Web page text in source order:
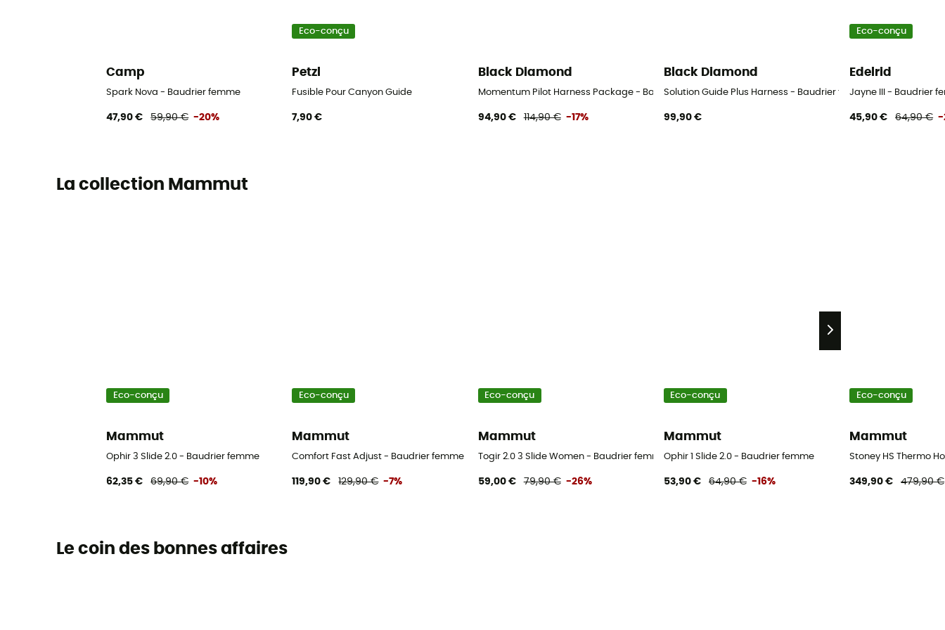
Camp
Spark Nova - Baudrier femme
47,90 € 59,90 € -20%
Eco-conçu
Petzl
Fusible Pour Canyon Guide
7,90 €
Black Diamond
Momentum Pilot Harness Package - Baudrier femme
94,90 € 114,90 € -17%
Black Diamond
Solution Guide Plus Harness - Baudrier femme
99,90 €
Eco-conçu
Edelrid
Jayne III - Baudrier
45,90 € 64,90 € -
La collection Mammut
Eco-conçu
Mammut
Ophir 3 Slide 2.0 - Baudrier femme
62,35 € 69,90 € -10%
Eco-conçu
Mammut
Comfort Fast Adjust - Baudrier femme
119,90 € 129,90 € -7%
Eco-conçu
Mammut
Togir 2.0 3 Slide Women - Baudrier femme
59,00 € 79,90 € -26%
Eco-conçu
Mammut
Ophir 1 Slide 2.0 - Baudrier femme
53,90 € 64,90 € -16%
Eco-conçu
Mammut
Stoney HS Thermo
349,90 € 479,90 €
Le coin des bonnes affaires